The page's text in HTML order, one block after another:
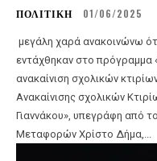
ΠΟΛΙΤΙΚΗ 01/06/2025
μεγάλη χαρά ανακοινώνω
εντάχθηκαν στο πρόγραμμα
ανακαίνιση σχολικών κτιρίων. Η σύμβαση για το
Ανακαίνισης σχολικών
Γιαννάκου», υπεγράφη από
Μεταφορών Χρίστο Δήμα,...